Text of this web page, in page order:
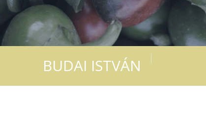
BUDAI ISTVÁN